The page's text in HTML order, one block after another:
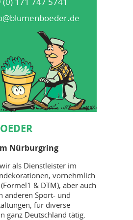
Nürburgring
als Dienstleister im
vornehmlich
& DTM), aber auch
anderen Sport- und
für diverse
ganz Deutschland tätig.